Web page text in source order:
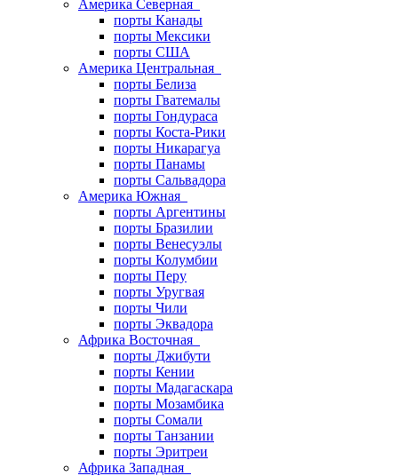
Америка Северная
порты Канады
порты Мексики
порты США
Америка Центральная
порты Белиза
порты Гватемалы
порты Гондураса
порты Коста-Рики
порты Никарагуа
порты Панамы
порты Сальвадора
Америка Южная
порты Аргентины
порты Бразилии
порты Венесуэлы
порты Колумбии
порты Перу
порты Уругвая
порты Чили
порты Эквадора
Африка Восточная
порты Джибути
порты Кении
порты Мадагаскара
порты Мозамбика
порты Сомали
порты Танзании
порты Эритреи
Африка Западная